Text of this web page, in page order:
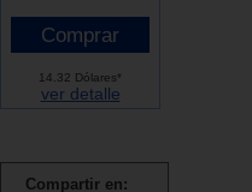
14.32 Dólares*
ver detalle
Compartir en: